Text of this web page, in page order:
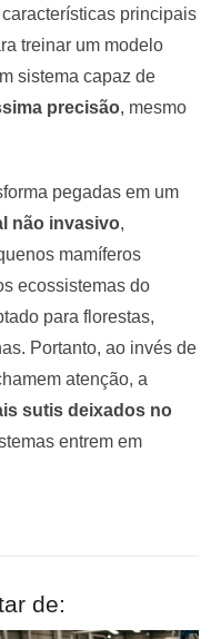
principais
treinar um modelo
sistema capaz de
precisão, mesmo
pegadas em um
não invasivo,
mamíferos
ecossistemas do
para florestas,
Portanto, ao invés de
atenção, a
sutis deixados no
entrem em
de: